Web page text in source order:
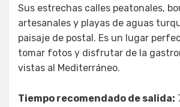
Sus estrechas calles peatonales,
artesanales y playas de aguas
paisaje de postal. Es un lugar
tomar fotos y disfrutar de la
vistas al Mediterráneo.
Tiempo recomendado de salida: